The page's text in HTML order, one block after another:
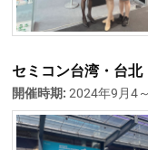
セミコン台湾・台北
開催時期:2024年9月4